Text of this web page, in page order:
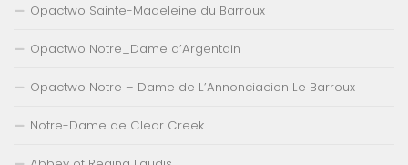
Opactwo Sainte-Madeleine du Barroux
Opactwo Notre_Dame d’Argentain
Opactwo Notre – Dame de L’Annonciacion Le Barroux
Notre-Dame de Clear Creek